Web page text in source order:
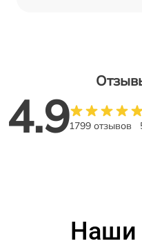
4.91799 отзывов
Наши